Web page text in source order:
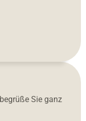
Sie ganz